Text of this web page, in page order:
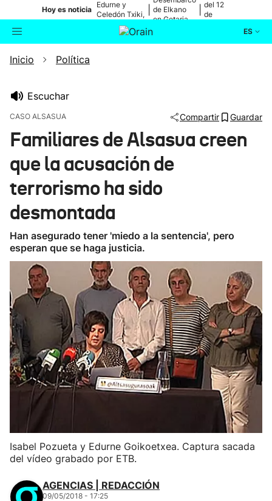
Hoy es noticia
Edurne y
Celedón Txiki,
en directo
de Elkano
en Getaria
del 12
de
ES
Buscador
Ikusmiran
Eguraldia
Inicio Política
Escuchar
CASO ALSASUA Compartir Guardar
Familiares de Alsasua creen
que la acusación de
terrorismo ha sido
desmontada
Han asegurado tener 'miedo a la sentencia', pero
esperan que se haga justicia.
Isabel Pozueta y Edurne Goikoetxea. Captura sacada
del vídeo grabado por ETB.
AGENCIAS | REDACCIÓN
09/05/2018 - 17:25